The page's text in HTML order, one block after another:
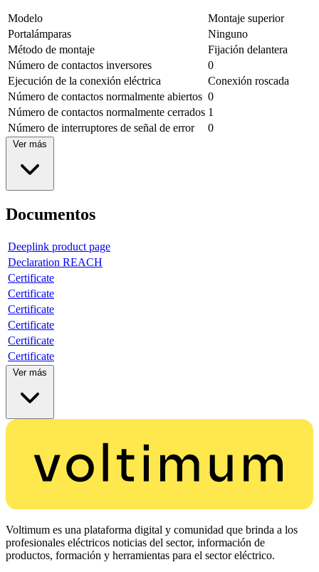
Modelo
Montaje superior
Portalámparas
Ninguno
Método de montaje
Fijación delantera
Número de contactos inversores
0
Ejecución de la conexión eléctrica
Conexión roscada
Número de contactos normalmente abiertos 0
Número de contactos normalmente cerrados 1
Número de interruptores de señal de error
0
Ver más
Documentos
Deeplink product page
Declaration REACH
Certificate
Certificate
Certificate
Certificate
Certificate
Certificate
Ver más
Voltimum es una plataforma digital y comunidad que brinda a los
profesionales eléctricos noticias del sector, información de
productos, formación y herramientas para el sector eléctrico.